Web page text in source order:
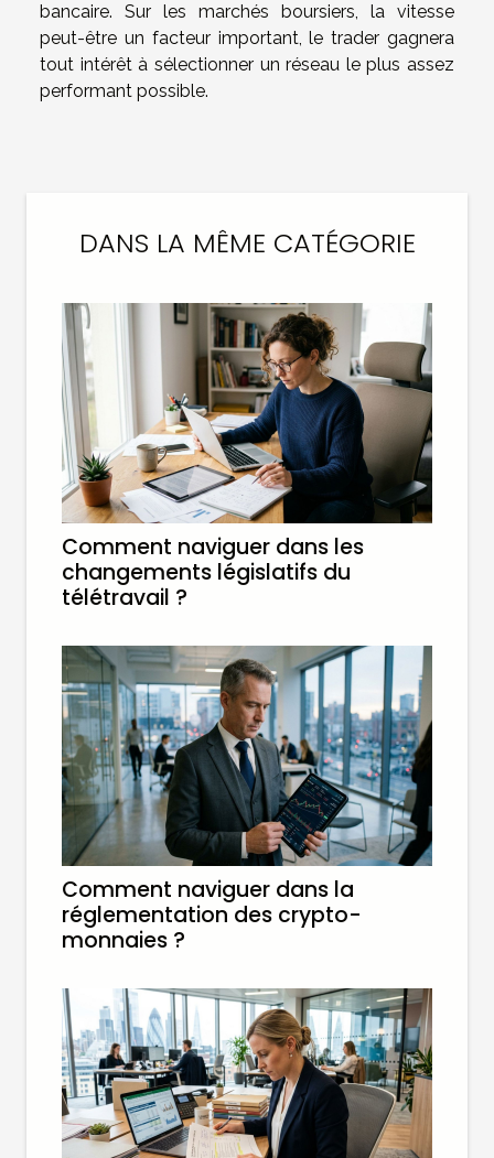
bancaire. Sur les marchés boursiers, la vitesse
peut-être un facteur important, le trader gagnera
tout intérêt à sélectionner un réseau le plus assez
performant possible.
DANS LA MÊME CATÉGORIE
Comment naviguer dans les
changements législatifs du
télétravail ?
Comment naviguer dans la
réglementation des crypto-
monnaies ?